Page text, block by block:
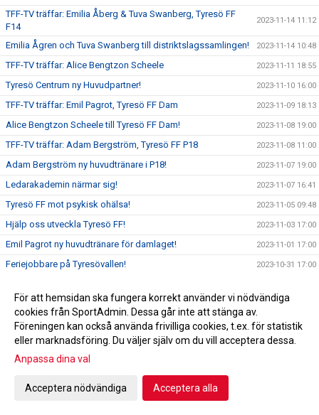
TFF-TV träffar: Emilia Åberg & Tuva Swanberg, Tyresö FF
F14
2023-11-14 11:12
Emilia Ågren och Tuva Swanberg till distriktslagssamlingen! 2023-11-14 10:48
TFF-TV träffar: Alice Bengtzon Scheele 2023-11-11 18:55
Tyresö Centrum ny Huvudpartner! 2023-11-10 16:00
TFF-TV träffar: Emil Pagrot, Tyresö FF Dam 2023-11-09 18:13
Alice Bengtzon Scheele till Tyresö FF Dam! 2023-11-08 19:00
TFF-TV träffar: Adam Bergström, Tyresö FF P18 2023-11-08 11:00
Adam Bergström ny huvudtränare i P18! 2023-11-07 19:00
Ledarakademin närmar sig! 2023-11-07 16:41
Tyresö FF mot psykisk ohälsa! 2023-11-05 09:48
Hjälp oss utveckla Tyresö FF! 2023-11-03 17:00
Emil Pagrot ny huvudtränare för damlaget! 2023-11-01 17:00
Feriejobbare på Tyresövallen! 2023-10-31 17:00
Framtidsveckan| Investeringar i ungdomsverksamheten 2023-10-27 17:41
Jeppe Mauritzson ny blockansvarig! 2023-10-26 17:00
Erik Barrulf ny blockansvarig! 2023-10-25 17:00
Philipe Njoo ny blockansvarig!
Ny sportslig organisation 2024!
För att hemsidan ska fungera korrekt använder vi nödvändiga
cookies från SportAdmin. Dessa går inte att stänga av.
Föreningen kan också använda frivilliga cookies, t.ex. för statistik
eller marknadsföring. Du väljer själv om du vill acceptera dessa.
Anpassa dina val
Acceptera nödvändiga Acceptera alla